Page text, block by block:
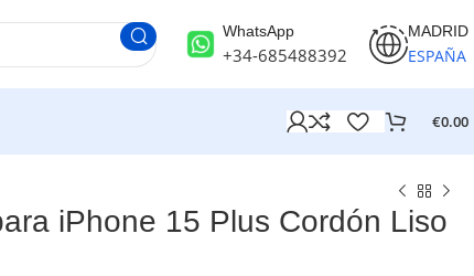
WhatsApp
+34-685488392
MADRID
ESPAÑA
€0.00
iPhone 15 Plus Cordón Liso